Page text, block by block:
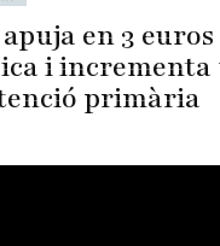
en 3
i incrementa
primària